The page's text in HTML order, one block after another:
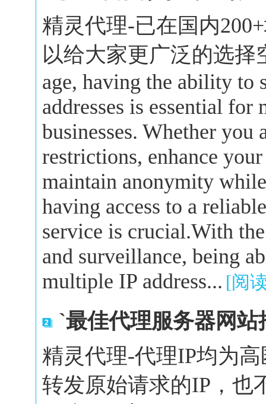
精灵代理-已在国内
以给大家更广泛的选择
age, having the ability to
addresses is essential
businesses. Whether you
restrictions, enhance
maintain anonymity
having access to a
service is crucial.With
and surveillance, being
multiple IP address... [阅
`最佳代理服务器网
精灵代理-代理IP均为
转发原始请求的IP，也